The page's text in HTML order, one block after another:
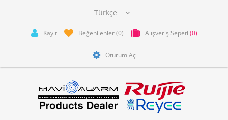
Kayıt Beğenilenler (0) Alışveriş Sepeti (0)
Oturum Aç